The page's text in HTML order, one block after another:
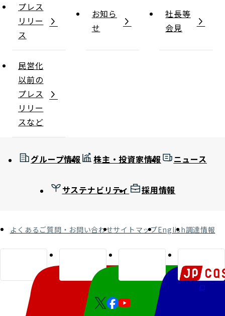
プレス
リリー
ス
お知ら
せ
社長等
会見
民営化
以前の
プレス
リリー
スなど
グループ情報 株主・投資家情報 ニュース
サステナビリティ 採用情報
よくあるご質問・お問い合わせサイトマップEnglish調達情報